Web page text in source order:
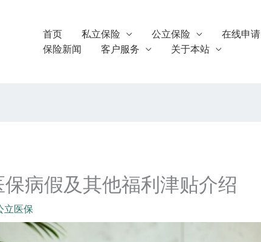
首页 私立保险 公立保险
在线申请
保险新闻
客户服务 关于本站
病假及其他福利津贴介绍
立医保